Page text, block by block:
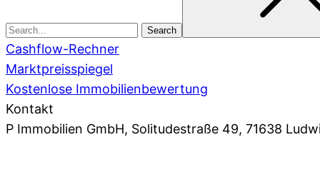
Cashflow-Rechner
Marktpreisspiegel
Kostenlose Immobilienbewertung
Kontakt
P Immobilien GmbH, Solitudestraße 49, 71638